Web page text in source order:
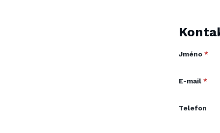
Jméno *
E-mail *
Telefon